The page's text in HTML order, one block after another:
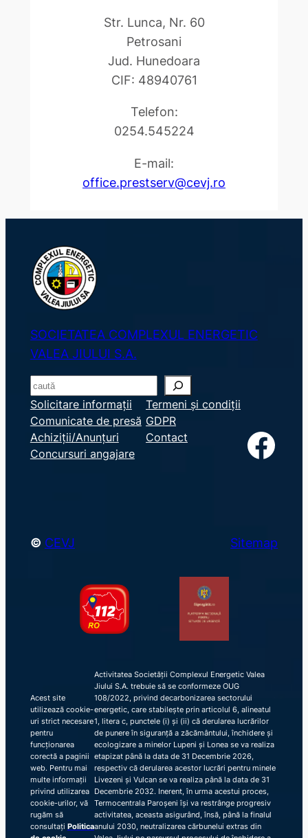
Str. Lunca, Nr. 60
Petrosani
Jud. Hunedoara
CIF: 48940761
Telefon:
0254.545224
E-mail:
office.prestserv@cevj.ro
SOCIETATEA COMPLEXUL ENERGETIC
VALEA JIULUI S.A.
S
e
a
r
c
Solicitare informații
Comunicate de presă
Achiziții/Anunțuri
Concursuri angajare
Termeni și condiții
GDPR
Contact
Facebook
© CEVJ Sitemap
Acest site
utilizează cookie-
uri strict necesare
pentru
funcționarea
corectă a paginii
web. Pentru mai
multe informații
privind utilizarea
cookie-urilor, vă
rugăm să
consultați Politica
Activitatea Societății Complexul Energetic Valea
Jiului S.A. trebuie să se conformeze OUG
108/2022, privind decarbonizarea sectorului
energetic, care stabilește prin articolul 6, alineatul
1, litera c, punctele (i) și (ii) că derularea lucrărilor
de punere în siguranță a zăcământului, închidere și
ecologizare a minelor Lupeni și Lonea se va realiza
etapizat până la data de 31 Decembrie 2026,
respectiv că derularea acestor lucrări pentru minele
Livezeni și Vulcan se va realiza până la data de 31
Decembrie 2032. Inerent, în urma acestui proces,
Termocentrala Paroșeni își va restrânge progresiv
activitatea, aceasta asigurând, însă, până la finalul
anului 2030, neutralizarea cărbunelui extras din